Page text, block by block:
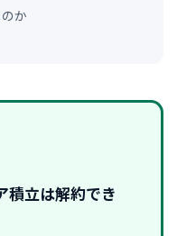
か
積立は解約でき